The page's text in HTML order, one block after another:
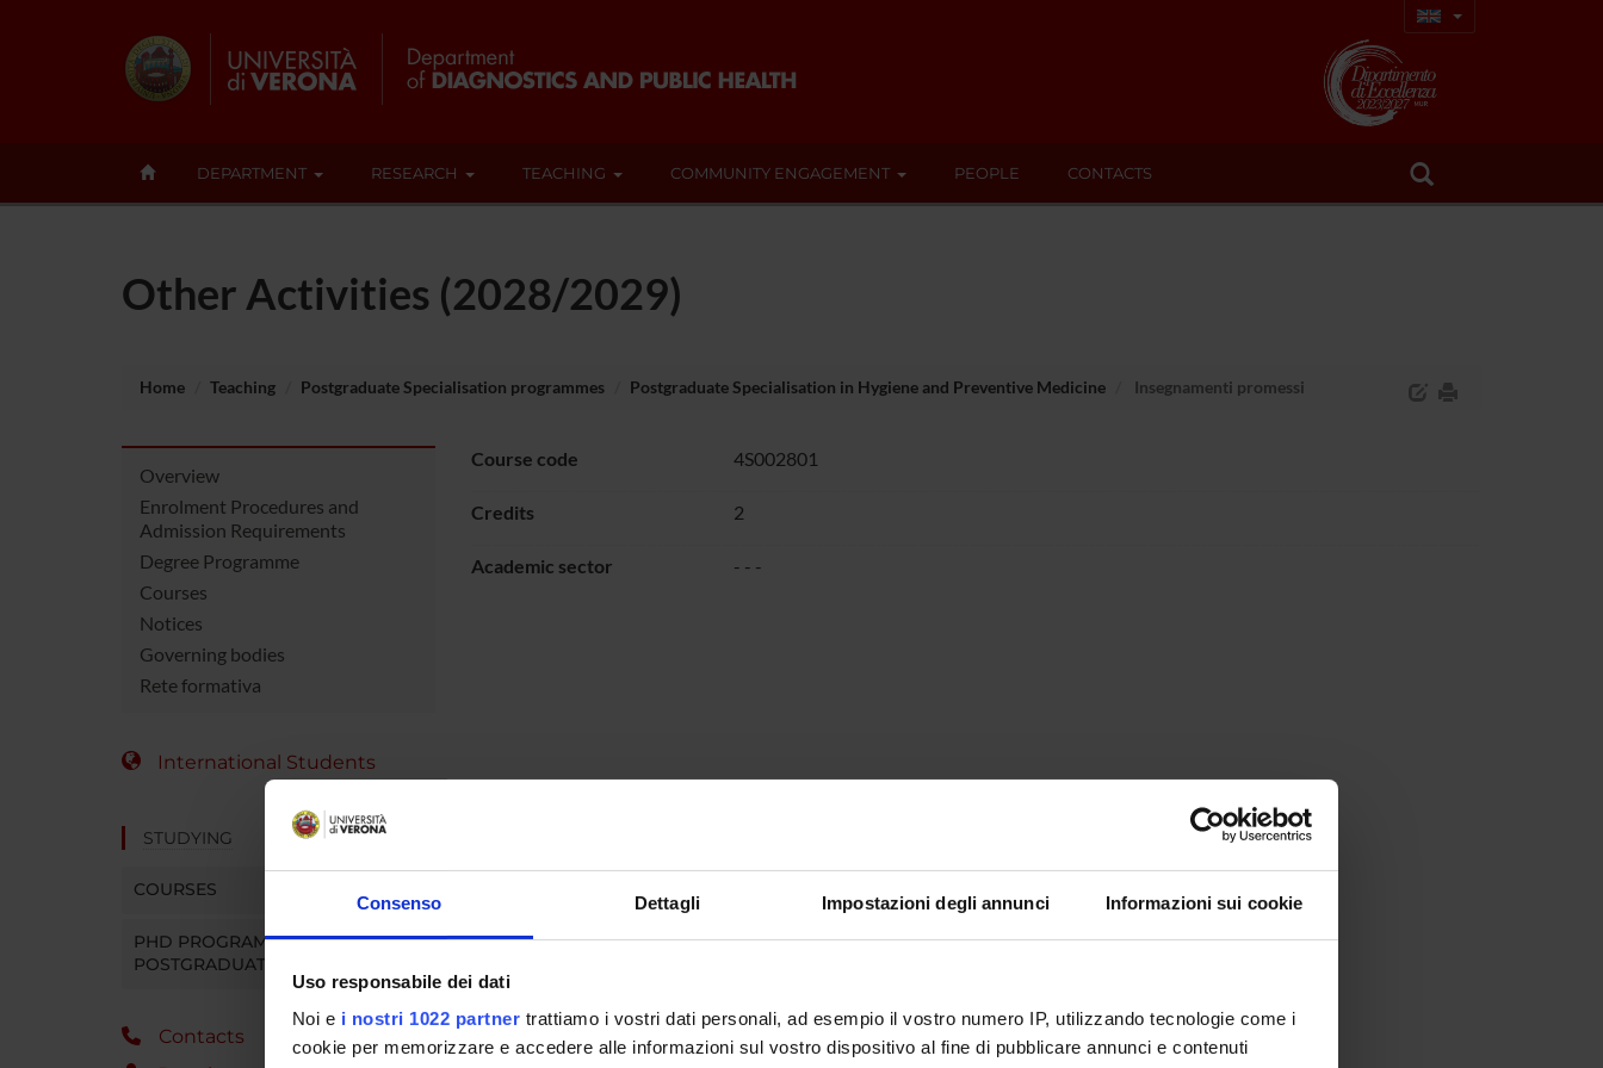
Consenso Dettagli Impostazioni degli annunci Informazioni sui cookie
Uso responsabile dei dati
Noi e i nostri 1022 partner trattiamo i vostri dati personali, ad esempio il vostro numero IP, utilizzando tecnologie come i
cookie per memorizzare e accedere alle informazioni sul vostro dispositivo al fine di pubblicare annunci e contenuti
DEPARTMENT RESEARCH TEACHING COMMUNITY ENGAGEMENT PEOPLE CONTACTS
Other Activities (2028/2029)
Home Teaching Postgraduate Specialisation programmes Postgraduate Specialisation in Hygiene and Preventive Medicine Insegnamenti promessi
Overview
Enrolment Procedures and
Admission Requirements
Degree Programme
Courses
Notices
Governing bodies
Rete formativa
International Students
STUDYING
COURSES
PHD PROGRAMMES AND
POSTGRADUATE TRAINING
Contacts
Course code 4S002801
Credits 2
Academic sector - - -